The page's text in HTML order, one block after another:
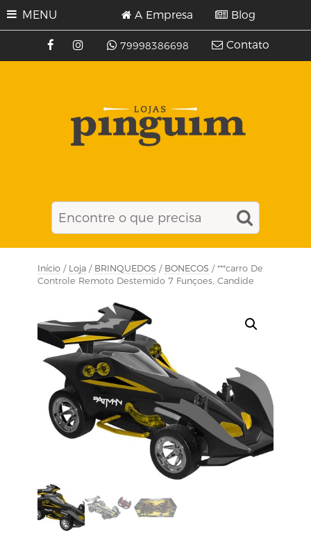
MENU
79998386698
A Empresa Blog
Contato
Início / Loja / BRINQUEDOS / BONECOS / ***carro De
Controle Remoto Destemido 7 Funçoes, Candide